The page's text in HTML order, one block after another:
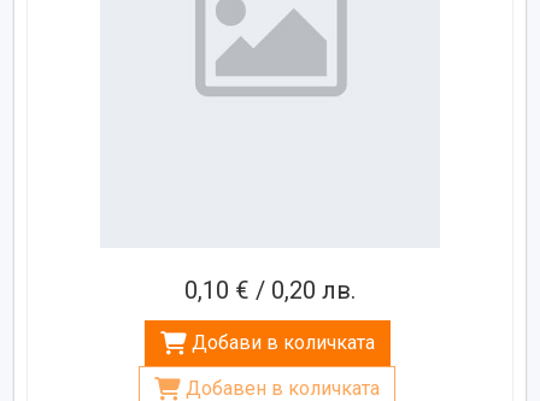
0,10 € / 0,20 лв.
Добави в количката
Добавен в количката